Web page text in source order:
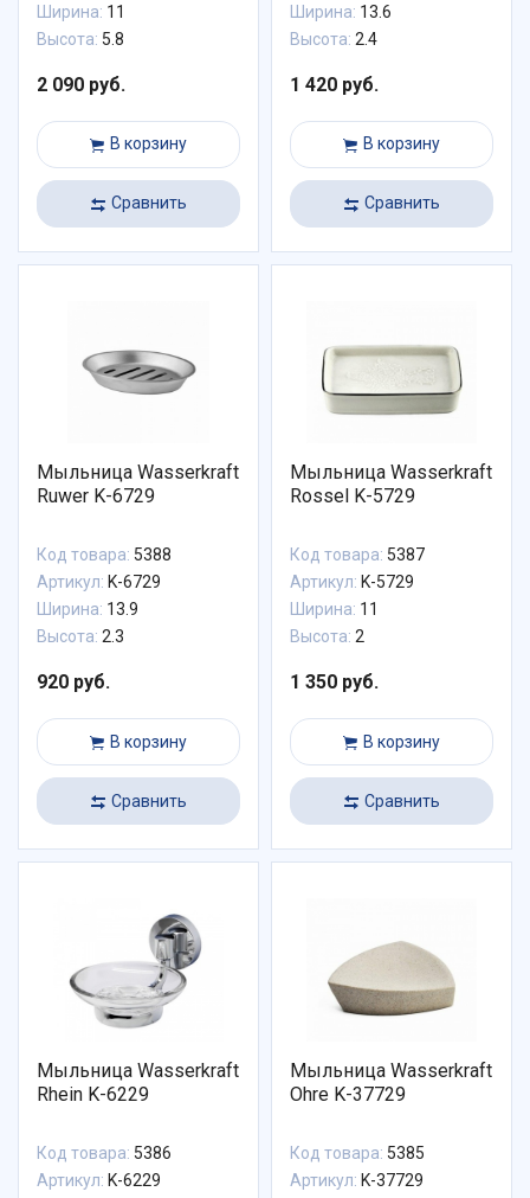
Ширина: 11
Высота: 5.8
2 090 руб.
В корзину
Сравнить
Ширина: 13.6
Высота: 2.4
1 420 руб.
В корзину
Сравнить
Мыльница Wasserkraft
Ruwer K-6729
Код товара: 5388
Артикул: K-6729
Ширина: 13.9
Высота: 2.3
920 руб.
В корзину
Сравнить
Мыльница Wasserkraft
Rossel K-5729
Код товара: 5387
Артикул: K-5729
Ширина: 11
Высота: 2
1 350 руб.
В корзину
Сравнить
Мыльница Wasserkraft
Rhein K-6229
Код товара: 5386
Артикул: K-6229
Мыльница Wasserkraft
Ohre K-37729
Код товара: 5385
Артикул: K-37729